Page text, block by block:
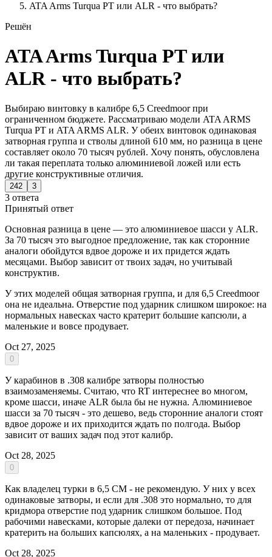
ATA Arms Turqua PT или ALR - что выбрать?
Решён
ATA Arms Turqua PT или
ALR - что выбрать?
Выбираю винтовку в калибре 6,5 Creedmoor при
ограниченном бюджете. Рассматриваю модели ATA ARMS
Turqua PT и ATA ARMS ALR. У обеих винтовок одинаковая
затворная группа и стволы длиной 610 мм, но разница в цене
составляет около 70 тысяч рублей. Хочу понять, обусловлена
ли такая переплата только алюминиевой ложей или есть
другие конструктивные отличия.
242 3
3 ответа
Принятый ответ
Основная разница в цене — это алюминиевое шасси у ALR.
За 70 тысяч это выгодное предложение, так как сторонние
аналоги обойдутся вдвое дороже и их придется ждать
месяцами. Выбор зависит от твоих задач, но учитывай
конструктив.
У этих моделей общая затворная группа, и для 6,5 Creedmoor
она не идеальна. Отверстие под ударник слишком широкое: на
нормальных навесках часто кратерит большие капсюли, а
маленькие и вовсе продувает.
Oct 27, 2025
0
У карабинов в .308 калибре затворы полностью
взаимозаменяемы. Считаю, что RT интереснее во многом,
кроме шасси, иначе ALR была бы не нужна. Алюминиевое
шасси за 70 тысяч - это дешево, ведь сторонние аналоги стоят
вдвое дороже и их приходится ждать по полгода. Выбор
зависит от ваших задач под этот калибр.
Oct 28, 2025
0
Как владелец турки в 6,5 CM - не рекомендую. У них у всех
одинаковые затворы, и если для .308 это нормально, то для
кридмора отверстие под ударник слишком большое. Под
рабочими навесками, которые далеки от передоза, начинает
кратерить на больших капсюлях, а на маленьких - продувает.
Oct 28, 2025